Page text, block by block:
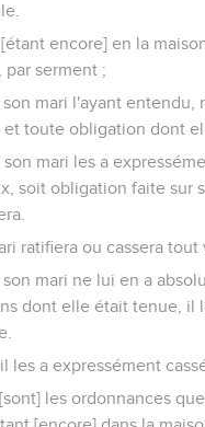
encore] en la
par serment ;
son mari l'ayant
et toute obligation dont
son mari les a
soit obligation faite sur
ratifiera ou cassera
son mari ne lui en a
dont elle était tenue, il
les a expressément
les ordonnances